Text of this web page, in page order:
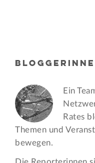
Ein
Rates
Themen und
bewegen.